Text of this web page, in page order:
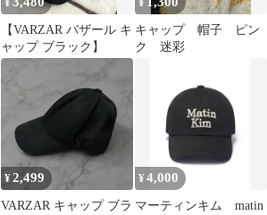
¥
【VARZAR バザール キ
ャップ ブラック】
¥
キャップ 帽子 ピン
ク 迷彩
¥2,499
VARZAR キャップ ブラ
¥4,000
マーティンキム matin